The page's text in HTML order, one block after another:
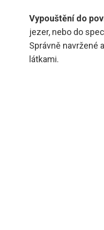
Vypouštění do
jezer, nebo do
Správně navržené
látkami.